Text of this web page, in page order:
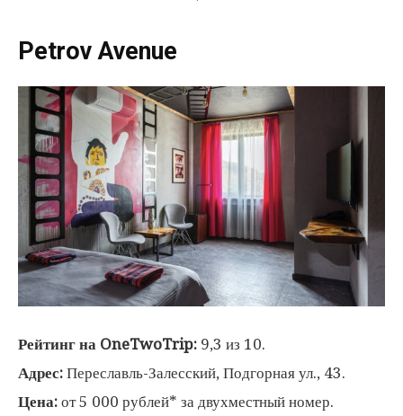
Petrov Avenue
Рейтинг на OneTwoTrip: 9,3 из 10.
Адрес: Переславль-Залесский, Подгорная ул., 43.
Цена: от 5 000 рублей* за двухместный номер.